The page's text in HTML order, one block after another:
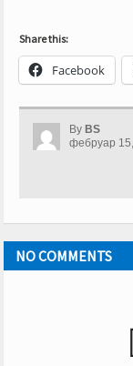
Share this:
Facebook
By BS
фебруар
NO COMMENTS